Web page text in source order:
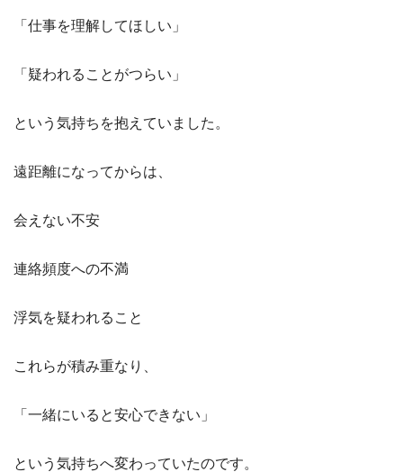
「仕事を理解してほしい」
「疑われることがつらい」
という気持ちを抱えていました。
遠距離になってからは、
会えない不安
連絡頻度への不満
浮気を疑われること
これらが積み重なり、
「一緒にいると安心できない」
という気持ちへ変わっていたのです。